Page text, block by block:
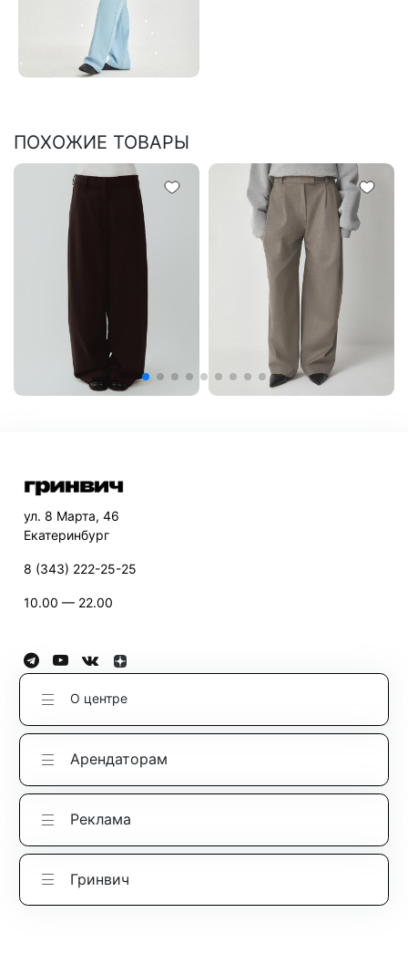
ПОХОЖИЕ ТОВАРЫ
ул. 8 Марта, 46
Екатеринбург
8 (343) 222-25-25
10.00 — 22.00
О центре
Арендаторам
Реклама
Гринвич